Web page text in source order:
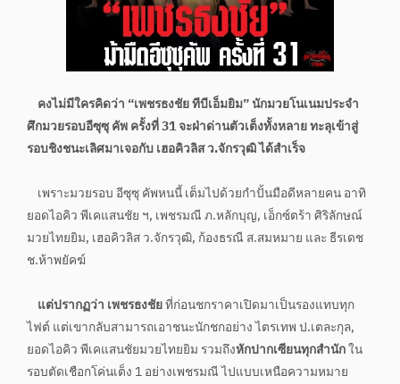
คงไม่มีใครคิดว่า “เพชรธงชัย ทีบีเอ็มยิม” นักมวยโนเนมประจำ
ศึกมวยรอบอีซุซุ คัพ ครั้งที่ 31 จะฝ่าด่านตัวเต็งทั้งหลาย ทะลุเข้าสู่
รอบชิงชนะเลิศมาเจอกับ เฮอคิวลิส ว.จักรวุฒิ ได้สำเร็จ
เพราะมวยรอบ อีซุซุ คัพหนนี้ เต็มไปด้วยกำปั้นมือดีหลายคน อาทิ
ยอดไอคิว พีเคแสนชัย ฯ, เพชรมณี ภ.หลักบุญ, เอ็กซ์ตร้า ศิริลักษณ์
มวยไทยยิม, เฮอคิวลิส ว.จักรวุฒิ, ก้องธรณี ส.สมหมาย และ ธีรเดช
ช.ห้าพยัคฆ์
แต่ปรากฏว่า เพชรธงชัยที่ก่อนชกราคาเปิดมาเป็นรองแทบทุก
ไฟต์ แต่เขากลับสามารถเอาชนะนักชกอย่าง ไตรเทพ ป.เตละกุล,
ยอดไอคิว พีเคแสนชัยมวยไทยยิม รวมถึงหักปากเซียนทุกสำนักใน
รอบตัดเชือกโค่นเต็ง 1 อย่างเพชรมณี ไปแบบเหนือความหมาย